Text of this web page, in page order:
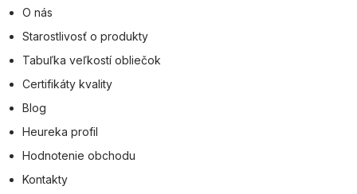
O nás
Starostlivosť o produkty
Tabuľka veľkostí obliečok
Certifikáty kvality
Blog
Heureka profil
Hodnotenie obchodu
Kontakty